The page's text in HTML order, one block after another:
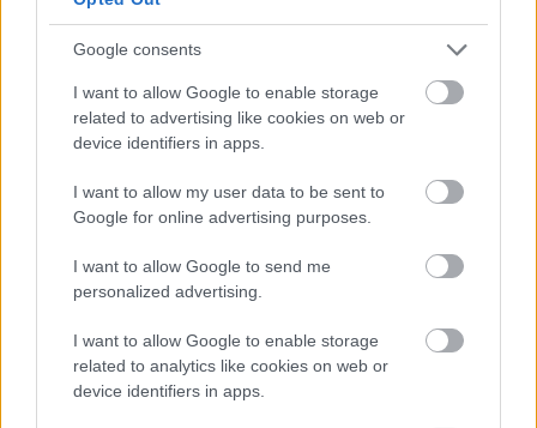
Google consents
I want to allow Google to enable storage
related to advertising like cookies on web or
device identifiers in apps.
I want to allow my user data to be sent to
Google for online advertising purposes.
I want to allow Google to send me
personalized advertising.
I want to allow Google to enable storage
related to analytics like cookies on web or
device identifiers in apps.
Miniverseny: az összes alkotás
Kis magyar LEGO arcképcsarnok (1.):
Miniverseny eredményhirdetés